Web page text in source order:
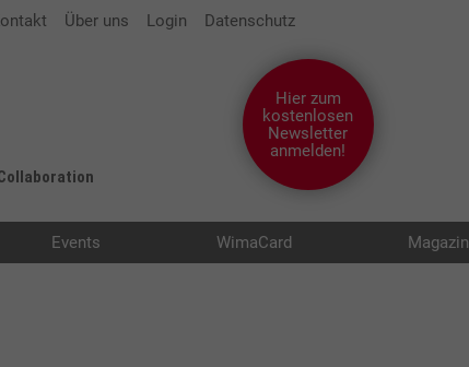
Über uns Login Datenschutz
Hier zum
kostenlosen
Newsletter
anmelden!
Events WimaCard Magazin